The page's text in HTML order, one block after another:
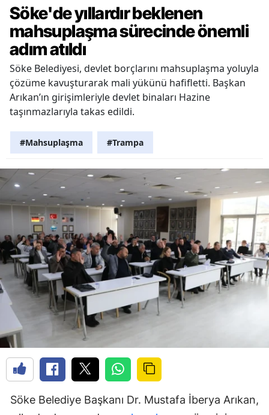
Söke'de yıllardır beklenen
mahsuplaşma sürecinde önemli
adım atıldı
Söke Belediyesi, devlet borçlarını mahsuplaşma yoluyla
çözüme kavuşturarak mali yükünü hafifletti. Başkan
Arıkan’ın girişimleriyle devlet binaları Hazine
taşınmazlarıyla takas edildi.
#Mahsuplaşma #Trampa
Söke Belediye Başkanı Dr. Mustafa İberya Arıkan,